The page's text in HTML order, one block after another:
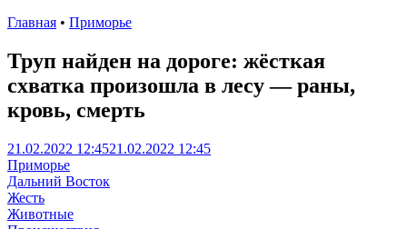
Главная • Приморье
Труп найден на дороге: жёсткая
схватка произошла в лесу — раны,
кровь, смерть
21.02.2022 12:4521.02.2022 12:45
Приморье
Дальний Восток
Жесть
Животные